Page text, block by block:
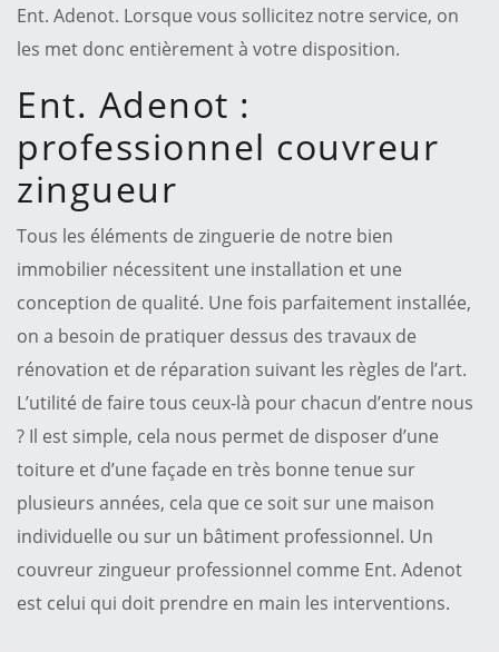
Ent. Adenot. Lorsque vous sollicitez notre service, on
les met donc entièrement à votre disposition.
Ent. Adenot :
professionnel couvreur
zingueur
Tous les éléments de zinguerie de notre bien
immobilier nécessitent une installation et une
conception de qualité. Une fois parfaitement installée,
on a besoin de pratiquer dessus des travaux de
rénovation et de réparation suivant les règles de l’art.
L’utilité de faire tous ceux-là pour chacun d’entre nous
? Il est simple, cela nous permet de disposer d’une
toiture et d’une façade en très bonne tenue sur
plusieurs années, cela que ce soit sur une maison
individuelle ou sur un bâtiment professionnel. Un
couvreur zingueur professionnel comme Ent. Adenot
est celui qui doit prendre en main les interventions.